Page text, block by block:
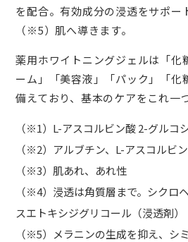
を配合。有効成分の浸透をサポー
（※5）肌へ導きます。
薬用ホワイトニングジェルは「化
ーム」「美容液」「パック」「化
備えており、基本のケアをこれ一
（※1）L-アスコルビン酸 2-グルコ
（※2）アルブチン、L-アスコルビ
（※3）肌あれ、あれ性
（※4）浸透は角質層まで。シクロ
スエトキシジグリコール（浸透剤）
（※5）メラニンの生成を抑え、シ